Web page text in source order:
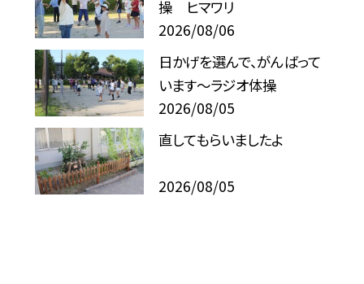
操 ヒマワリ
2026/08/06
日かげを選んで、がんばって
います～ラジオ体操
2026/08/05
直してもらいましたよ
2026/08/05